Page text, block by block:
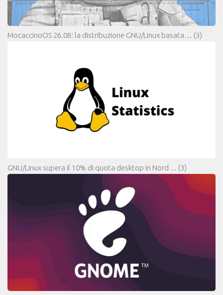
MocaccinoOS 26.08: la distribuzione GNU/Linux basata… (3)
GNU/Linux supera il 10% di quota desktop in Nord… (3)